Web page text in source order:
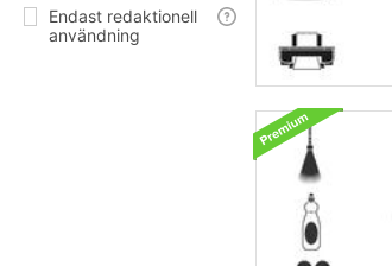
Endast redaktionell
användning